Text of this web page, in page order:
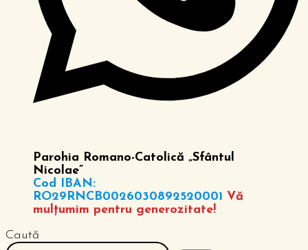
Parohia Romano-Catolică „Sfântul
Nicolae”
Cod IBAN:
RO29RNCB0026030892520001 Vă
mulțumim pentru generozitate!
Caută